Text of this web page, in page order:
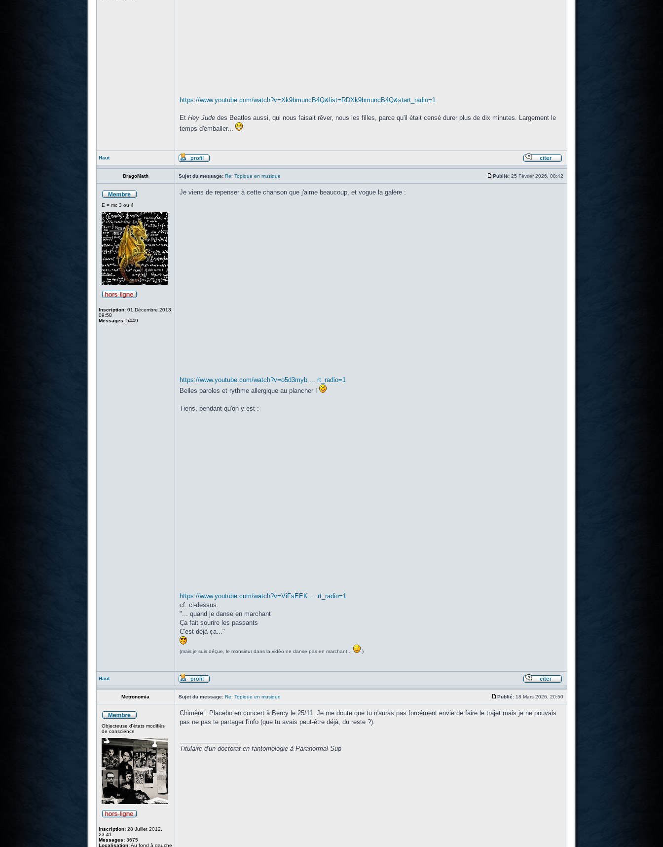
https://www.youtube.com/watch?v=Xk9bmuncB4Q&list=RDXk9bmuncB4Q&start_radio=1
Et Hey Judedes Beatles aussi, qui nous faisait rêver, nous les filles, parce qu'il était censé durer plus de dix minutes. Largement le
temps d'emballer...
Haut
DragoMath Sujet du message: Re: Topique en musique Publié:25 Février 2026, 08:42
E = mc 3 ou 4
Inscription:01 Décembre 2013,
09:58
Messages:5449
Je viens de repenser à cette chanson que j'aime beaucoup, et vogue la galère :
https://www.youtube.com/watch?v=o5d3myb ... rt_radio=1
Belles paroles et rythme allergique au plancher !
Tiens, pendant qu'on y est :
https://www.youtube.com/watch?v=ViFsEEK ... rt_radio=1
cf. ci-dessus.
"... quand je danse en marchant
Ça fait sourire les passants
C'est déjà ça..."
(mais je suis déçue, le monsieur dans la vidéo ne danse pas en marchant... )
Haut
Metronomia Sujet du message: Re: Topique en musique Publié:18 Mars 2026, 20:50
Objecteuse d'états modifiés
de conscience
Inscription:28 Juillet 2012,
23:41
Messages:3675
Localisation:Au fond à gauche
Chimère : Placebo en concert à Bercy le 25/11. Je me doute que tu n'auras pas forcément envie de faire le trajet mais je ne pouvais
pas ne pas te partager l'info (que tu avais peut-être déjà, du reste ?).
Titulaire d'un doctorat en fantomologie à Paranormal Sup